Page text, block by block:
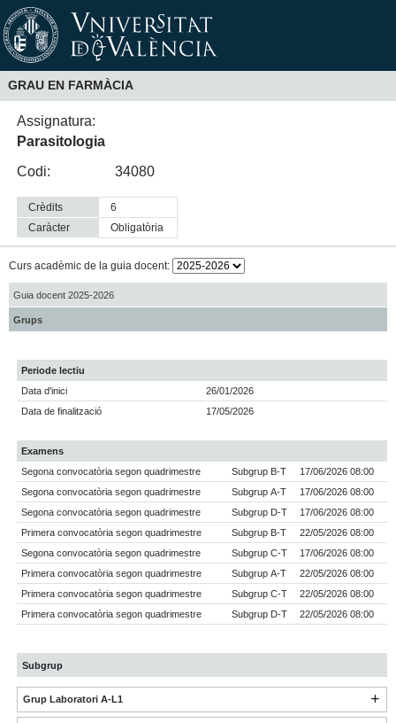
GRAU EN FARMÀCIA
Assignatura:
Parasitologia
Codi:
34080
Crèdits
6
Caràcter
obligatòria
Curs acadèmic de la guia docent:
Guia docent 2025-2026
Grups
Periode lectiu
Data d'inici
26/01/2026
Data de finalització
17/05/2026
Examens
Segona convocatòria segon quadrimestre
Subgrup B-T
17/06/2026 08:00
Segona convocatòria segon quadrimestre
Subgrup A-T
17/06/2026 08:00
Segona convocatòria segon quadrimestre
Subgrup D-T
17/06/2026 08:00
Primera convocatòria segon quadrimestre
Subgrup B-T
22/05/2026 08:00
Segona convocatòria segon quadrimestre
Subgrup C-T
17/06/2026 08:00
Primera convocatòria segon quadrimestre
Subgrup A-T
22/05/2026 08:00
Primera convocatòria segon quadrimestre
Subgrup C-T
22/05/2026 08:00
Primera convocatòria segon quadrimestre
Subgrup D-T 22/05/2026 08:00
Subgrup
Grup Laboratori A-L1